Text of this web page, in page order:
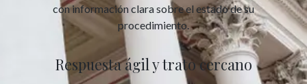
con información clara sobre el estado de su
procedimiento.
Respuesta ágil y trato cercano